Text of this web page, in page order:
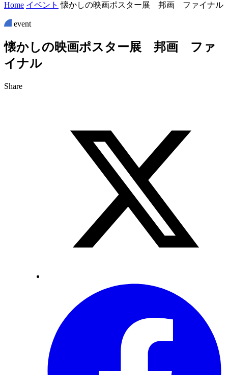
Home イベント 懐かしの映画ポスター展 邦画 ファイナル
event
懐かしの映画ポスタ ー展 邦画 フ ァ
イナル
Share